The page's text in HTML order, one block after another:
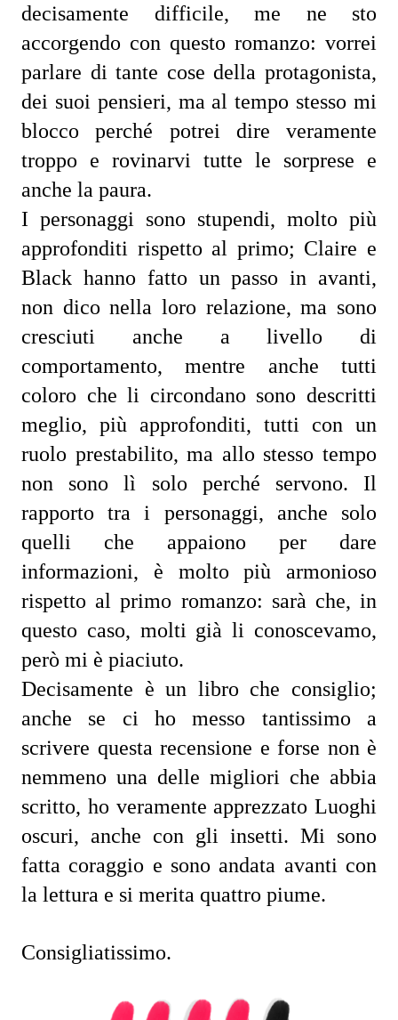
decisamente difficile, me ne sto
accorgendo con questo romanzo: vorrei
parlare di tante cose della protagonista,
dei suoi pensieri, ma al tempo stesso mi
blocco perché potrei dire veramente
troppo e rovinarvi tutte le sorprese e
anche la paura.
I personaggi sono stupendi, molto più
approfonditi rispetto al primo; Claire e
Black hanno fatto un passo in avanti,
non dico nella loro relazione, ma sono
cresciuti anche a livello di
comportamento, mentre anche tutti
coloro che li circondano sono descritti
meglio, più approfonditi, tutti con un
ruolo prestabilito, ma allo stesso tempo
non sono lì solo perché servono. Il
rapporto tra i personaggi, anche solo
quelli che appaiono per dare
informazioni, è molto più armonioso
rispetto al primo romanzo: sarà che, in
questo caso, molti già li conoscevamo,
però mi è piaciuto.
Decisamente è un libro che consiglio;
anche se ci ho messo tantissimo a
scrivere questa recensione e forse non è
nemmeno una delle migliori che abbia
scritto, ho veramente apprezzato Luoghi
oscuri, anche con gli insetti. Mi sono
fatta coraggio e sono andata avanti con
la lettura e si merita quattro piume.
Consigliatissimo.